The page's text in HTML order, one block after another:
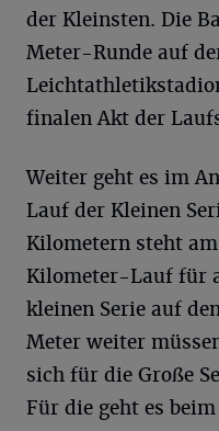
der Kleinsten. Die
Meter-Runde auf
finalen Akt der
Weiter geht es im
Lauf der Kleinen
Kilometern steht
Kilometer-Lauf für
kleinen Serie auf
Meter weiter
sich für die Große
Für die geht es